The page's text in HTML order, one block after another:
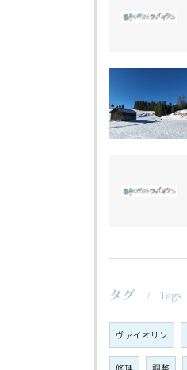
タグ Tags
ヴァイオリン